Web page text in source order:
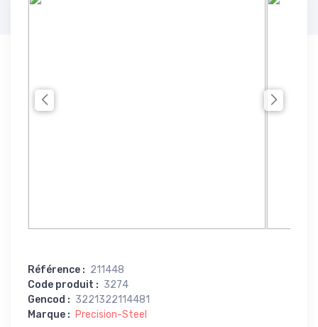
Référence : 211448
Code produit : 3274
Gencod : 3221322114481
Marque : Precision-Steel